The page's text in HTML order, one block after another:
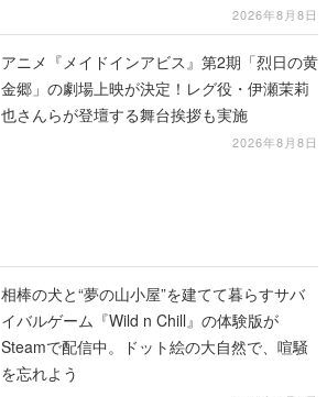
2026年8月8日
アニメ『メイドインアビス』第2期「烈日の黄
金郷」の劇場上映が決定！レグ役・伊瀬茉莉
也さんらが登壇する舞台挨拶も実施
2026年8月8日
相棒の犬と“夢の山小屋”を建てて暮らすサバ
イバルゲーム『Wild n Chill』の体験版が
Steamで配信中。ドット絵の大自然で、喧騒
を忘れよう